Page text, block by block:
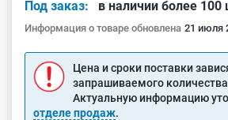
Под заказ:
в наличии более 100
Информация о товаре обновлена 21 июля
Цена и сроки поставки
запрашиваемого
Актуальную информацию
отделе продаж.